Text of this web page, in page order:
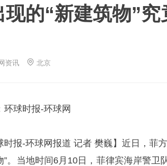
的“新建筑物”
资讯 北京
环球时报-环球网
时报-环球网报道 记者 樊巍】近日，菲
”。当地时间6月10日，菲律宾海岸警卫